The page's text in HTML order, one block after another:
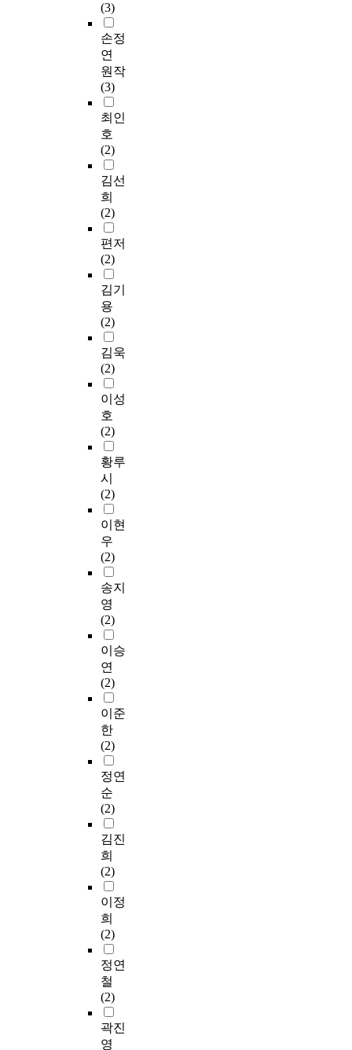
(3)
손정
연
원작
(3)
최인
호
(2)
김선
희
(2)
편저
(2)
김기
용
(2)
김욱
(2)
이성
호
(2)
황루
시
(2)
이현
우
(2)
송지
영
(2)
이승
연
(2)
이준
한
(2)
정연
순
(2)
김진
희
(2)
이정
희
(2)
정연
철
(2)
곽진
영